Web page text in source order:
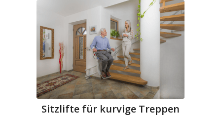
Sitzlifte für kurvige Treppen